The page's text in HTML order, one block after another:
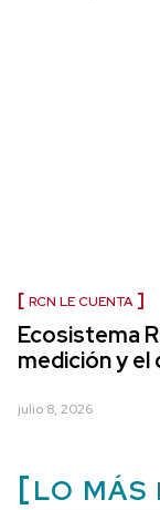
RCN LE CUENTA
Ecosistema
medición y
julio 8, 2026
LO MÁS